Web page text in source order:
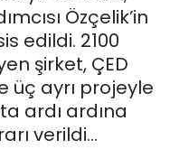
Özçelik’in
edildi. 2100
şirket, ÇED
üç ayrı projeyle
ardı ardına
verildi…